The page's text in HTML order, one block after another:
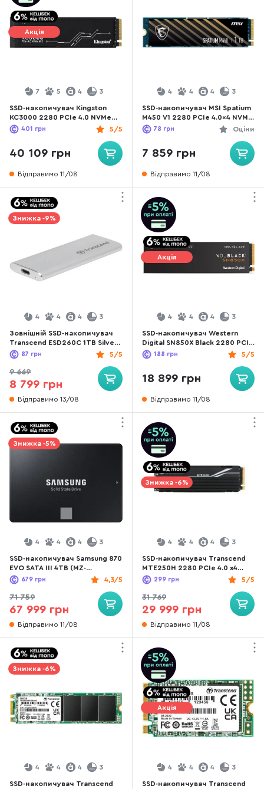
Акція
7 5 4 3
SSD-накопичувач Kingston
KC3000 2280 PCIe 4.0 NVMe
4TB (SKC3000D/4096G)
5/5
401 грн
40 109 грн
Відправимо 11/08
4 4 4 3
SSD-накопичувач MSI Spatium
M450 V1 2280 PCIe 4.0x4 NVMe
1TB (S78-440L0M0-P83)
Оціни
78 грн
7 859 грн
Відправимо 11/08
Знижка -9%
4 4 4 3
Зовнішній SSD-накопичувач
Transcend ESD260C 1TB Silver
(TS1TESD260C)
5/5
87 грн
9 669
8 799 грн
Відправимо 13/08
Акція
4 4 4 3
SSD-накопичувач Western
Digital SN850X Black 2280 PCIe
4.0 x4 1TB (WDS100T2X0E)
5/5
188 грн
18 899 грн
Відправимо 11/08
Знижка -5%
4 4 4 3
SSD-накопичувач Samsung 870
EVO SATA III 4TB (MZ-
77E4T0B/EU)
4,3/5
679 грн
71 759
67 999 грн
Відправимо 11/08
Знижка -6%
4 4 4 3
SSD-накопичувач Transcend
MTE250H 2280 PCIe 4.0 x4
NVMe 2TB (TS2TMTE250H)
5/5
299 грн
31 769
29 999 грн
Відправимо 11/08
Знижка -6%
4 4 4 3
SSD-накопичувач Transcend
Акція
4 4 4 3
SSD-накопичувач Transcend